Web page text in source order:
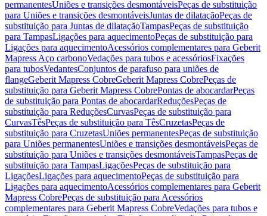
permanentesUniões e transições desmontáveisPeças de substituição
para Uniões e transições desmontáveisJuntas de dilataçãoPeças de
substituição para Juntas de dilataçãoTampasPeças de substituição
para TampasLigações para aquecimentoPeças de substituição para
Ligações para aquecimentoAcessórios complementares para Geberit
Mapress Aço carbonoVedações para tubos e acessóriosFixações
para tubosVedantesConjuntos de parafuso para uniões de
flangeGeberit Mapress CobreGeberit Mapress CobrePeças de
substituição para Geberit Mapress CobrePontas de abocardarPeças
de substituição para Pontas de abocardarReduçõesPeças de
substituição para ReduçõesCurvasPeças de substituição para
CurvasTêsPeças de substituição para TêsCruzetasPeças de
substituição para CruzetasUniões permanentesPeças de substituição
para Uniões permanentesUniões e transições desmontáveisPeças de
substituição para Uniões e transições desmontáveisTampasPeças de
substituição para TampasLigaçõesPeças de substituição para
LigaçõesLigações para aquecimentoPeças de substituição para
Ligações para aquecimentoAcessórios complementares para Geberit
Mapress CobrePeças de substituição para Acessórios
complementares para Geberit Mapress CobreVedações para tubos e